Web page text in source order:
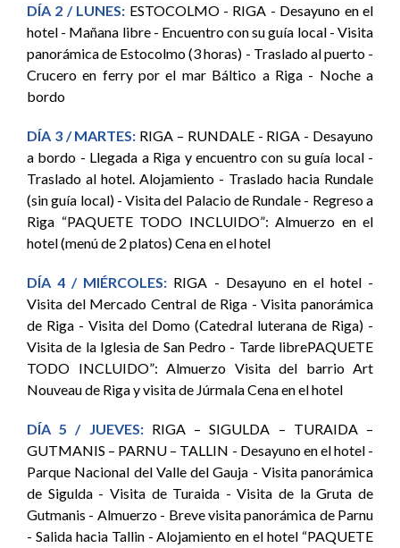
DÍA 2 / LUNES: ESTOCOLMO - RIGA - Desayuno en el
hotel - Mañana libre - Encuentro con su guía local - Visita
panorámica de Estocolmo (3 horas) - Traslado al puerto -
Crucero en ferry por el mar Báltico a Riga - Noche a
bordo
DÍA 3 / MARTES: RIGA – RUNDALE - RIGA - Desayuno
a bordo - Llegada a Riga y encuentro con su guía local -
Traslado al hotel. Alojamiento - Traslado hacia Rundale
(sin guía local) - Visita del Palacio de Rundale - Regreso a
Riga “PAQUETE TODO INCLUIDO”: Almuerzo en el
hotel (menú de 2 platos) Cena en el hotel
DÍA 4 / MIÉRCOLES: RIGA - Desayuno en el hotel -
Visita del Mercado Central de Riga - Visita panorámica
de Riga - Visita del Domo (Catedral luterana de Riga) -
Visita de la Iglesia de San Pedro - Tarde librePAQUETE
TODO INCLUIDO”: Almuerzo Visita del barrio Art
Nouveau de Riga y visita de Júrmala Cena en el hotel
DÍA 5 / JUEVES:RIGA – SIGULDA – TURAIDA –
GUTMANIS – PARNU – TALLIN - Desayuno en el hotel -
Parque Nacional del Valle del Gauja - Visita panorámica
de Sigulda - Visita de Turaida - Visita de la Gruta de
Gutmanis - Almuerzo - Breve visita panorámica de Parnu
- Salida hacia Tallin - Alojamiento en el hotel “PAQUETE